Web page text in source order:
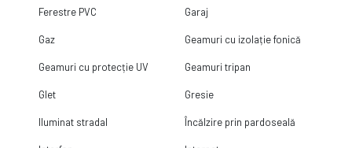
Ferestre PVC Garaj
Gaz Geamuri cu izolație fonică
Geamuri cu protecție UV Geamuri tripan
Glet Gresie
Iluminat stradal Încălzire prin pardoseală